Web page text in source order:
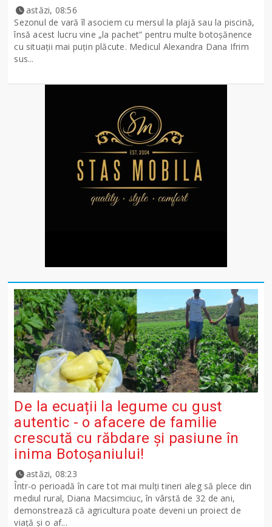
astăzi, 08:56
Sezonul de vară îl asociem cu mersul la plajă sau la piscină,
însă acest lucru vine „la pachet” pentru multe botoșănence
cu situații mai puțin plăcute. Medicul Alexandra Dana Ifrim
sus...
De la ecuații la legume cu gust
autentic - o afacere de familie
crescută cu răbdare și pasiune în
inima Botoșaniului!
astăzi, 08:23
Într-o perioadă în care tot mai mulți tineri aleg să plece din
mediul rural, Diana Macsimciuc, în vârstă de 32 de ani,
demonstrează că agricultura poate deveni un proiect de
viață și o af...